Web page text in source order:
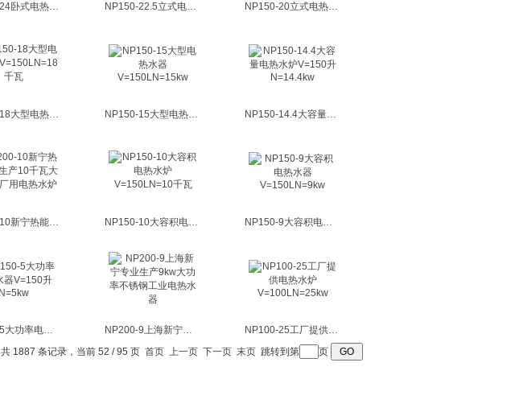
NP150-24卧式电热水器V=150升N=24千瓦 电锅炉 NP150-22.5立式电热水炉V=150升N=22.5kw 电锅炉 NP150-20立式电热水器V=150升N=20千瓦
NP150-18大型电热水炉V=150LN=18千瓦 NP150-15大型电热水器V=150LN=15kw NP150-14.4大容量电热水炉V=150升N=14.4kw
NP200-10新宁热能专业生产10千瓦大容量工厂用电热水炉 NP150-10大容积电热水炉V=150LN=10千瓦 NP150-9大容积电热水器V=150LN=9kw
NP150-5大功率电热水器V=150升N=5kw NP200-9上海新宁专业生产9kw大功率不锈钢工业电热水器
NP100-25工厂提供电热水炉V=100LN=25kw
共 1887 条记录，当前 52 / 95 页 首页 上一页 下一页 末页跳转到第 页